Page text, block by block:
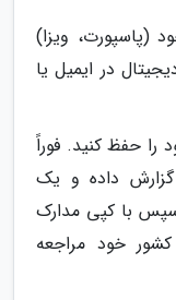
(پاسپورت، ویزا)
در ایمیل یا
حفظ کنید. فوراً
داده و یک
با کپی مدارک
خود مراجعه